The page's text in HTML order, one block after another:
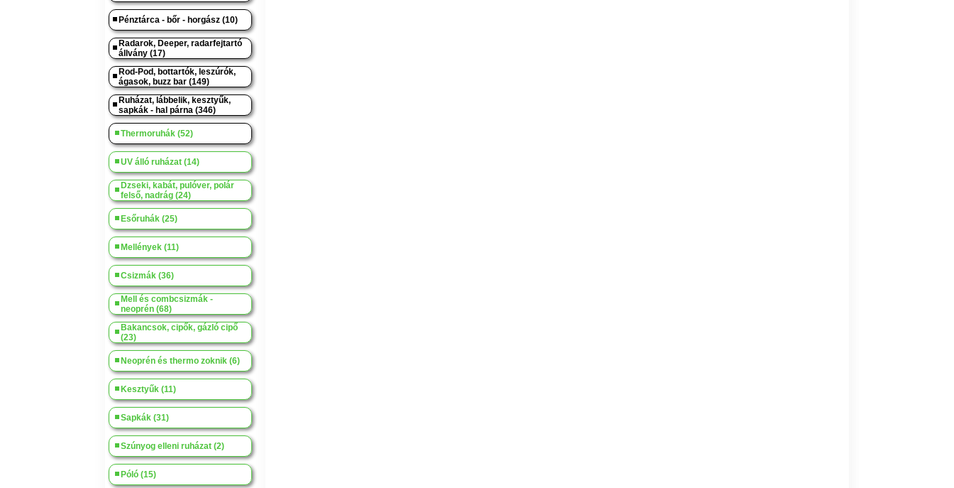
Pénztárca - bőr - horgász (10)
Radarok, Deeper, radarfejtartó
állvány (17)
Rod-Pod, bottartók, leszúrók,
ágasok, buzz bar (149)
Ruházat, lábbelik, kesztyűk,
sapkák - hal párna (346)
Thermoruhák (52)
UV álló ruházat (14)
Dzseki, kabát, pulóver, polár
felső, nadrág (24)
Esőruhák (25)
Mellények (11)
Csizmák (36)
Mell és combcsizmák -
neoprén (68)
Bakancsok, cipők, gázló cipő
(23)
Neoprén és thermo zoknik (6)
Kesztyűk (11)
Sapkák (31)
Szúnyog elleni ruházat (2)
Póló (15)